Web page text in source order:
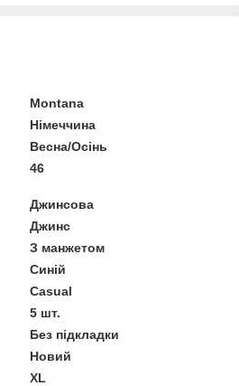
Montana
Німеччина
Весна/Осінь
46
Джинсова
Джинс
З манжетом
Синій
Casual
5 шт.
Без підкладки
Новий
XL